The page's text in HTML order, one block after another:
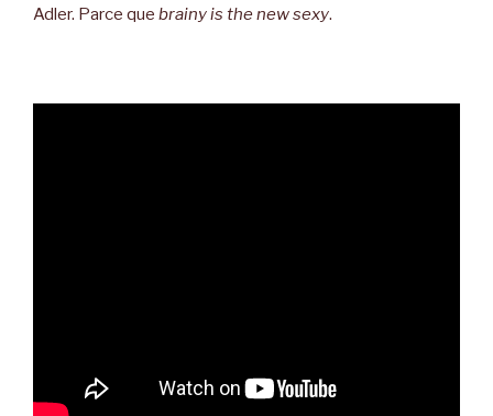
Adler. Parce que brainy is the new sexy.